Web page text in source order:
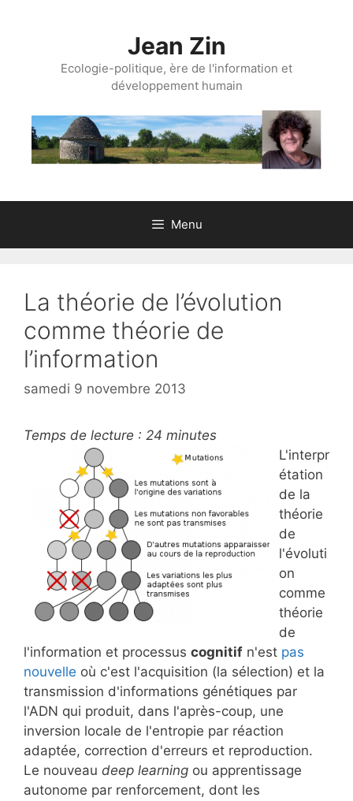
Jean Zin
Ecologie-politique, ère de l'information et
développement humain
Menu
La théorie de l’évolution
comme théorie de
l’information
samedi 9 novembre 2013
Temps de lecture : 24 minutes
L'interpr
étation
de la
théorie
de
l'évoluti
on
comme
théorie
de
l'information et processus cognitif n'est pas
nouvelle où c'est l'acquisition (la sélection) et la
transmission d'informations génétiques par
l'ADN qui produit, dans l'après-coup, une
inversion locale de l'entropie par réaction
adaptée, correction d'erreurs et reproduction.
Le nouveau deep learning ou apprentissage
autonome par renforcement, dont les